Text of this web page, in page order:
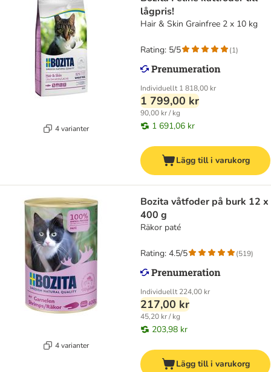
4 varianter
lågpris!
Hair & Skin Grainfree 2 x 10 kg
Individuellt 1 818,00 kr
1 799,00 kr
90,00 kr / kg
1 691,06 kr
Rating: 5/5 (1)
Lägg till i varukorg
4 varianter
Bozita våtfoder på burk 12 x
400 g
Räkor paté
Individuellt 224,00 kr
217,00 kr
45,20 kr / kg
203,98 kr
Rating: 4.5/5 (519)
Lägg till i varukorg